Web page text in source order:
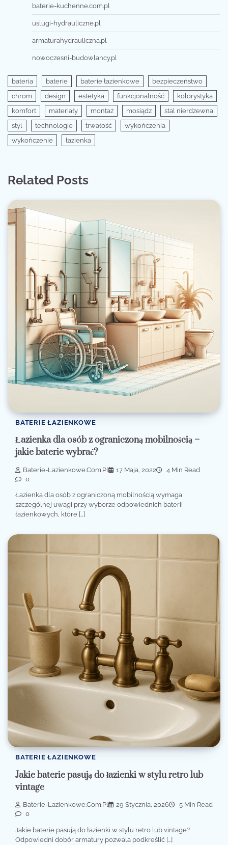
baterie-kuchenne.com.pl
uslugi-hydrauliczne.pl
armaturahydrauliczna.pl
nowoczesni-budowlancy.pl
bateria baterie baterie łazienkowe
bezpieczeństwo
chrom
design estetyka funkcjonalność
kolorystyka
komfort
materiały montaż mosiądz
stal nierdzewna
styl
technologie trwałość
wykończenia
wykończenie
łazienka
Related Posts
BATERIE ŁAZIENKOWE
Łazienka dla osób z ograniczoną mobilnością –
jakie baterie wybrać?
Baterie-Lazienkowe.com.pl 17 Maja, 2022
4 Min Read
0
Łazienka dla osób z ograniczoną mobilnością wymaga
szczególnej uwagi przy wyborze odpowiednich baterii
łazienkowych, które […]
BATERIE ŁAZIENKOWE
Jakie baterie pasują do łazienki w stylu retro lub
vintage
Baterie-Lazienkowe.com.pl 29 Stycznia, 2026
5 Min Read
0
Jakie baterie pasują do łazienki w stylu retro lub vintage?
Odpowiedni dobór armatury pozwala podkreślić […]